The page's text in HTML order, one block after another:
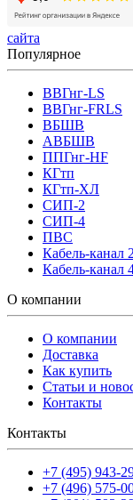
сайта
Популярное
ВВГнг-LS
ВВГнг-FRLS
ВБШВ
АВБШВ
ППГнг-HF
КГтп
КГтп-ХЛ
СИП-2
СИП-4
ПВС
Кабель-канал
Кабель-канал
О компании
О компании
Доставка
Как купить
Статьи и
Контакты
Контакты
+7 (495) 943-
+7 (496) 575-